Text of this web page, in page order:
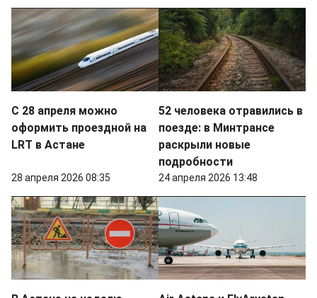
С 28 апреля можно
оформить проездной на
LRT в Астане
28 апреля 2026 08:35
52 человека отравились в
поезде: в Минтрансе
раскрыли новые
подробности
24 апреля 2026 13:48